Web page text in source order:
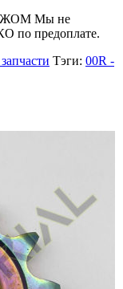
Мы не
по предоплате.
Тэги: 00R -